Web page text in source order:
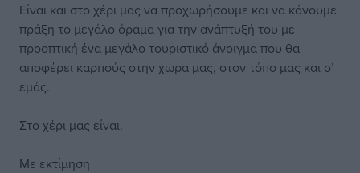
Είναι και στο χέρι μας να προχωρήσουμε και να κάνουμε
πράξη το μεγάλο όραμα για την ανάπτυξή του με
προοπτική ένα μεγάλο τουριστικό άνοιγμα που θα
αποφέρει καρπούς στην χώρα μας, στον τόπο μας και σ’
εμάς.
Στο χέρι μας είναι.
Με εκτίμηση